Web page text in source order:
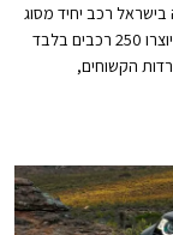
בישראל רכב יחיד מסוג
לנד רובר דיפנדר 110 טרופי - מהודרה מוגבלת שממנה יוצרו 250 רכבים בלבד
הקשוחים,
משופרת במים, וארגז
825,000 ₪.